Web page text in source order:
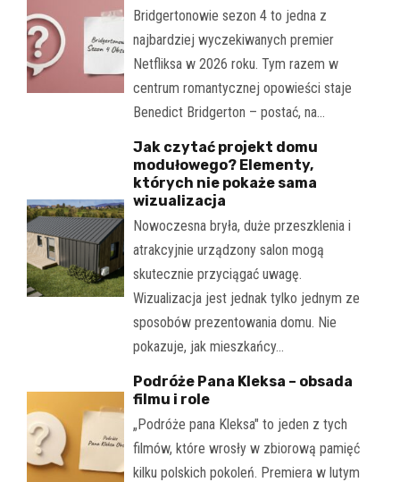
Bridgertonowie sezon 4 to jedna z
najbardziej wyczekiwanych premier
Netfliksa w 2026 roku. Tym razem w
centrum romantycznej opowieści staje
Benedict Bridgerton – postać, na…
Jak czytać projekt domu
modułowego? Elementy,
których nie pokaże sama
wizualizacja
Nowoczesna bryła, duże przeszklenia i
atrakcyjnie urządzony salon mogą
skutecznie przyciągać uwagę.
Wizualizacja jest jednak tylko jednym ze
sposobów prezentowania domu. Nie
pokazuje, jak mieszkańcy…
Podróże Pana Kleksa – obsada
filmu i role
„Podróże pana Kleksa" to jeden z tych
filmów, które wrosły w zbiorową pamięć
kilku polskich pokoleń. Premiera w lutym